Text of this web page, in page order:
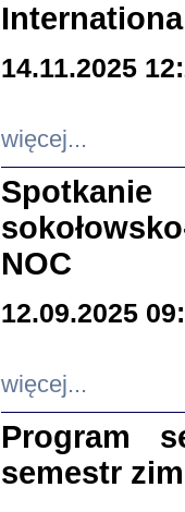
14.11.2025
więcej...
NOC
12.09.2025
więcej...
Program
semestr